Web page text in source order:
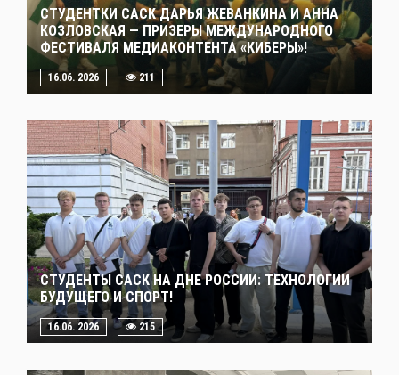
СТУДЕНТКИ САСК ДАРЬЯ ЖЕВАНКИНА И АННА
КОЗЛОВСКАЯ — ПРИЗЕРЫ МЕЖДУНАРОДНОГО
ФЕСТИВАЛЯ МЕДИАКОНТЕНТА «КИБЕРЫ»!
16.06. 2026 211
СТУДЕНТЫ САСК НА ДНЕ РОССИИ: ТЕХНОЛОГИИ
БУДУЩЕГО И СПОРТ!
16.06. 2026 215